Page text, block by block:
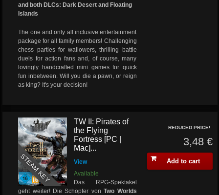
and both DLCs: Dark Desert and Floating
Islands
The one and only all inclusive entertainment
package for all family members! Challenging
chess parties for wallowers, thrilling battle
duels for action fans and, of course, many
lovingly handcrafted mini games for quick
fun inbetween. Will you die a pawn, or reign
as king? It's your decision!
STEAM KEY
TW II: Pirates of
the Flying
Fortress [PC |
Mac]...
View
Available
Das RPG-Spektakel
geht weiter! Die Schöpfer vonTwo Worlds
REDUCED PRICE!
3,48 €
Add to cart